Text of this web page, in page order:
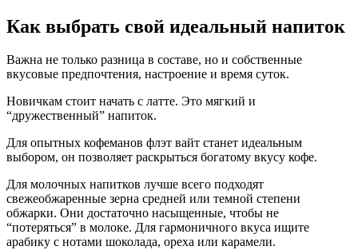
Как выбрать свой идеальный напиток
Важна не только разница в составе, но и собственные
вкусовые предпочтения, настроение и время суток.
Новичкам стоит начать с латте. Это мягкий и
“дружественный” напиток.
Для опытных кофеманов флэт вайт станет идеальным
выбором, он позволяет раскрыться богатому вкусу кофе.
Для молочных напитков лучше всего подходят
свежеобжаренные зерна средней или темной степени
обжарки. Они достаточно насыщенные, чтобы не
“потеряться” в молоке. Для гармоничного вкуса ищите
арабику с нотами шоколада, ореха или карамели.